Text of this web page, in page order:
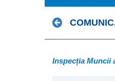
Inspecția Muncii